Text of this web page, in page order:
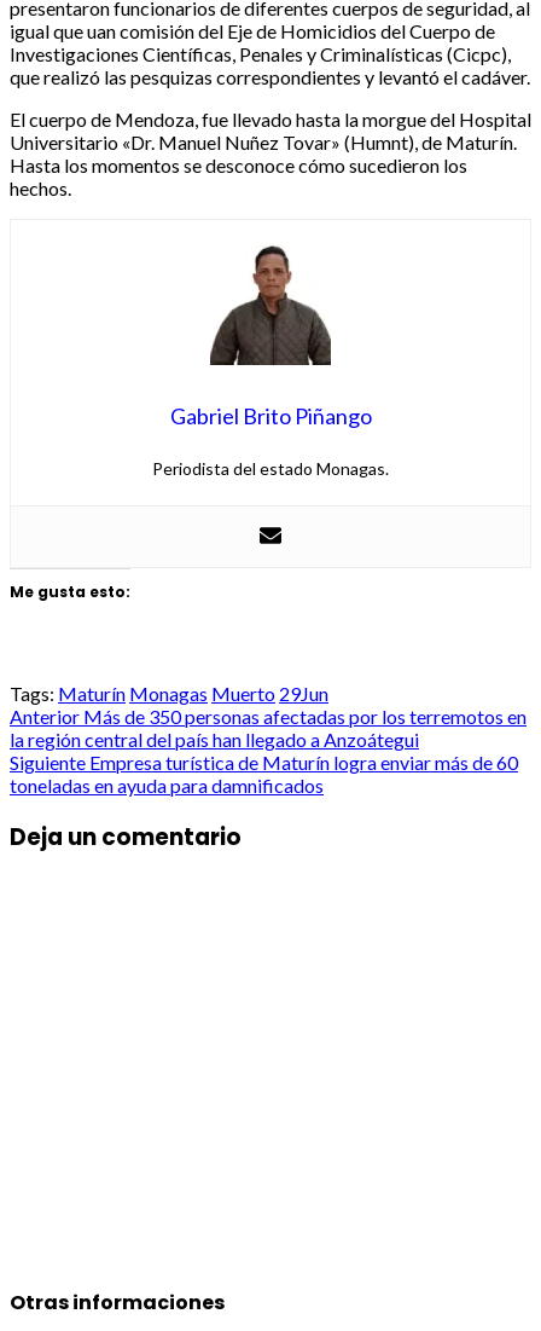
presentaron funcionarios de diferentes cuerpos de seguridad, al
igual que uan comisión del Eje de Homicidios del Cuerpo de
Investigaciones Científicas, Penales y Criminalísticas (Cicpc),
que realizó las pesquizas correspondientes y levantó el cadáver.
El cuerpo de Mendoza, fue llevado hasta la morgue del Hospital
Universitario «Dr. Manuel Nuñez Tovar» (Humnt), de Maturín.
Hasta los momentos se desconoce cómo sucedieron los
hechos.
Gabriel Brito Piñango
Periodista del estado Monagas.
Me gusta esto:
Tags: Maturín Monagas Muerto 29Jun
Post
navigation
Anterior Más de 350 personas afectadas por los terremotos en
la región central del país han llegado a Anzoátegui
Siguiente Empresa turística de Maturín logra enviar más de 60
toneladas en ayuda para damnificados
Deja un comentario
Otras informaciones